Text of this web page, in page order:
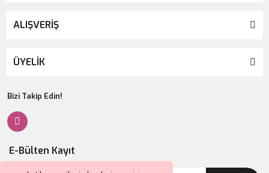
ALIŞVERİŞ
ÜYELİK
Bizi Takip Edin!
E-Bülten Kayıt